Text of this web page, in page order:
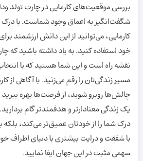
بررسی موقعیت‌های کارمایی در چارت تولد
شگفت‌انگیز به اعماق وجود شماست. با درک
کارمایی، می‌توانید از این دانش ارزشمند
خود استفاده کنید. به یاد داشته باشید که
نقشه راه است و این شما هستید که با
مسیر زندگی‌تان را رقم می‌زنید. با آگاهی از
چالش‌ها روبرو شوید، از فرصت‌ها بهره
یک زندگی معنادارتر و هدفمندتر گام
درک شما را از خودتان عمیق‌تر می‌کند،
با شفقت و درایت بیشتری با دنیای اطراف خود
سهمی مثبت در این جهان ایفا نمایید.